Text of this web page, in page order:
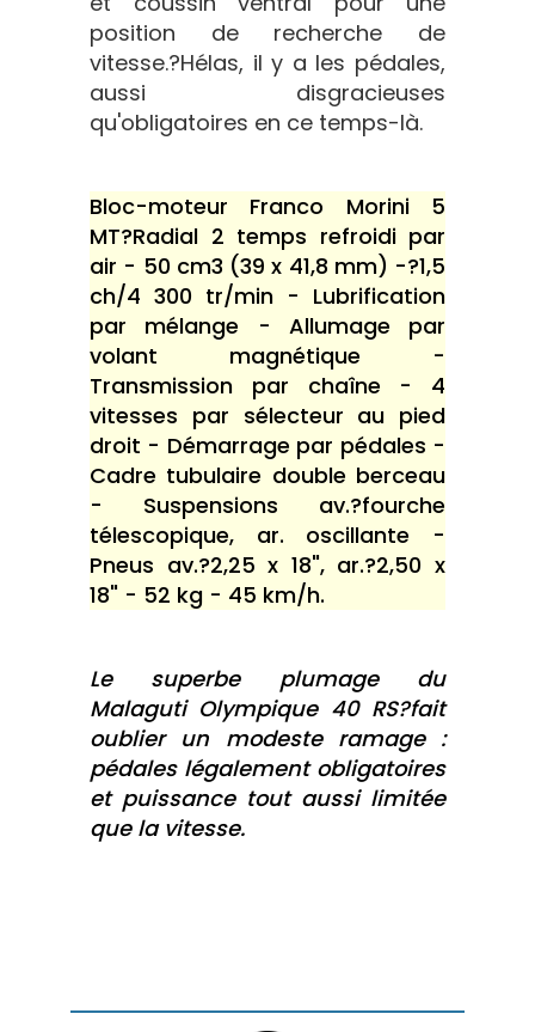
position de recherche de
vitesse.?Hélas, il y a les pédales,
aussi disgracieuses
qu'obligatoires en ce temps-là.
Bloc-moteur Franco Morini 5
MT?Radial 2 temps refroidi par
air - 50 cm3 (39 x 41,8 mm) -?1,5
ch/4 300 tr/min - Lubrification
par mélange - Allumage par
volant magnétique -
Transmission par chaîne - 4
vitesses par sélecteur au pied
droit - Démarrage par pédales -
Cadre tubulaire double berceau
- Suspensions av.?fourche
télescopique, ar. oscillante -
Pneus av.?2,25 x 18", ar.?2,50 x
18" - 52 kg - 45 km/h.
Le superbe plumage du
Malaguti Olympique 40 RS?fait
oublier un modeste ramage :
pédales légalement obligatoires
et puissance tout aussi limitée
que la vitesse.